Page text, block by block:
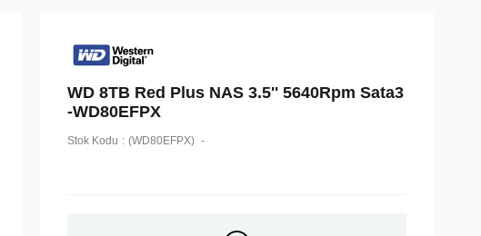
WD 8TB Red Plus NAS 3.5'' 5640Rpm Sata3
-WD80EFPX
Stok Kodu (WD80EFPX)